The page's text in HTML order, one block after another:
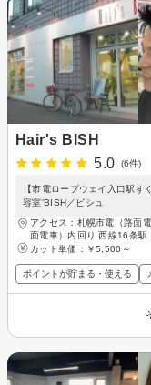
Hair's BISH
5.0
(6件)
【市電ロープウェイ入口駅
容室'BISH／ビシュ
アクセス：札幌市電（路面
面電車）内回り 西線16条駅
カット単価： ￥5,500～
ポイントが貯まる・使える